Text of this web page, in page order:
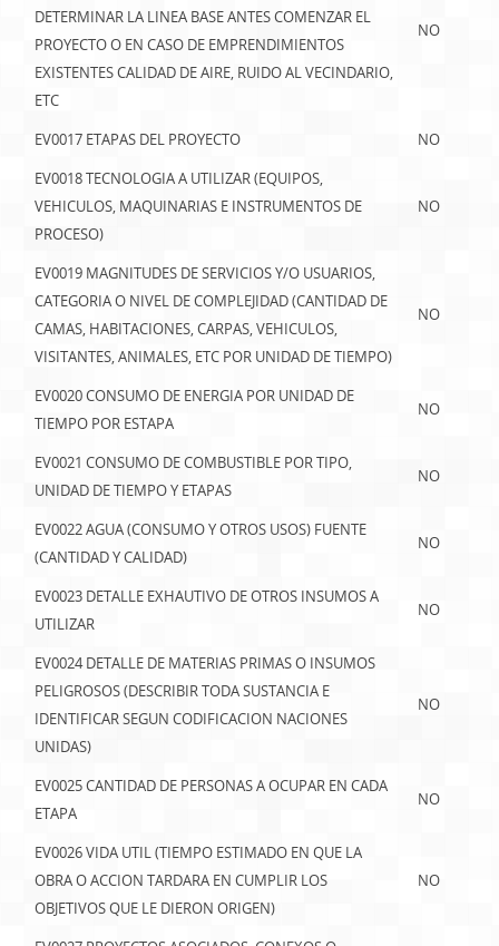
DETERMINAR LA LINEA BASE ANTES COMENZAR EL
PROYECTO O EN CASO DE EMPRENDIMIENTOS
EXISTENTES CALIDAD DE AIRE, RUIDO AL VECINDARIO,
ETC
NO
EV0017 ETAPAS DEL PROYECTO
NO
EV0018 TECNOLOGIA A UTILIZAR (EQUIPOS,
VEHICULOS, MAQUINARIAS E INSTRUMENTOS DE
PROCESO)
NO
EV0019 MAGNITUDES DE SERVICIOS Y/O USUARIOS,
CATEGORIA O NIVEL DE COMPLEJIDAD (CANTIDAD DE
CAMAS, HABITACIONES, CARPAS, VEHICULOS,
VISITANTES, ANIMALES, ETC POR UNIDAD DE TIEMPO)
NO
EV0020 CONSUMO DE ENERGIA POR UNIDAD DE
TIEMPO POR ESTAPA
NO
EV0021 CONSUMO DE COMBUSTIBLE POR TIPO,
UNIDAD DE TIEMPO Y ETAPAS
NO
EV0022 AGUA (CONSUMO Y OTROS USOS) FUENTE
(CANTIDAD Y CALIDAD)
NO
EV0023 DETALLE EXHAUTIVO DE OTROS INSUMOS A
UTILIZAR
NO
EV0024 DETALLE DE MATERIAS PRIMAS O INSUMOS
PELIGROSOS (DESCRIBIR TODA SUSTANCIA E
IDENTIFICAR SEGUN CODIFICACION NACIONES
UNIDAS)
NO
EV0025 CANTIDAD DE PERSONAS A OCUPAR EN CADA
ETAPA
NO
EV0026 VIDA UTIL (TIEMPO ESTIMADO EN QUE LA
OBRA O ACCION TARDARA EN CUMPLIR LOS
OBJETIVOS QUE LE DIERON ORIGEN)
NO